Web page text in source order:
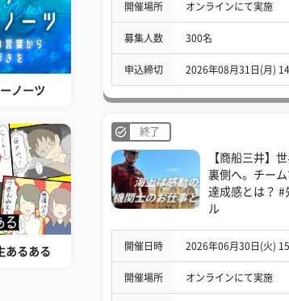
ノーツ
あるある
開催場所 オンラインにて実施
募集人数 300名
申込締切 2026年08月31日(月)
終了
【商船三井】
裏側へ。チー
達成感とは？ #
ル
開催日時 2026年06月30日(火)
開催場所 オンラインにて実施